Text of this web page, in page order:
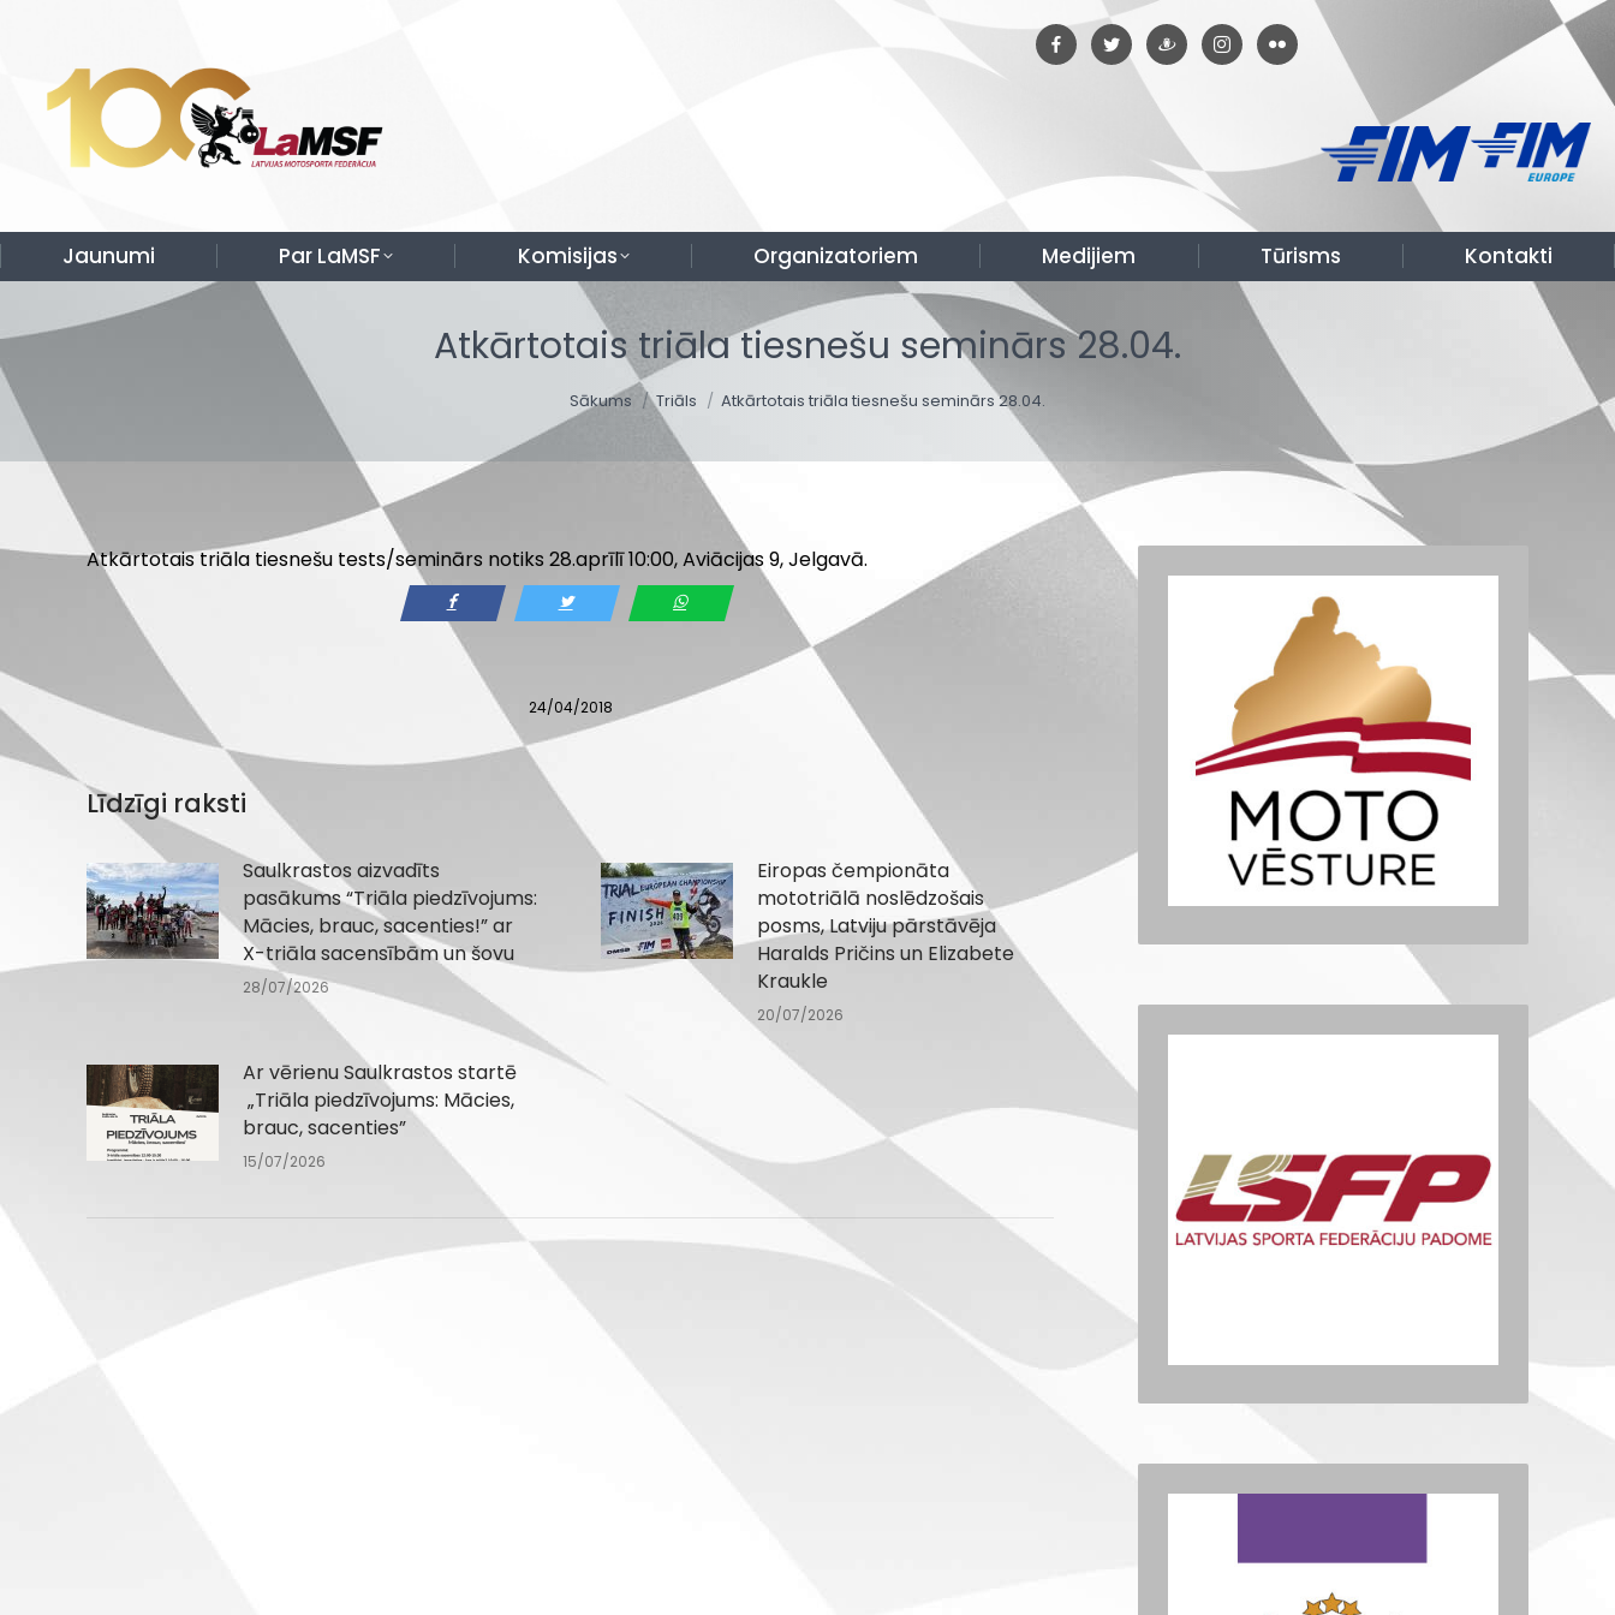
Jaunumi Par LaMSF Komisijas Organizatoriem Medijiem Tūrisms Kontakti
Atkārtotais triāla tiesnešu seminārs 28.04.
You are here:
Sākums Triāls Atkārtotais triāla tiesnešu seminārs 28.04.
Atkārtotais triāla tiesnešu tests/seminārs notiks 28.aprīlī 10:00, Aviācijas 9, Jelgavā.
24/04/2018
Līdzīgi raksti
Saulkrastos aizvadīts
pasākums “Triāla piedzīvojums:
Mācies, brauc, sacenties!” ar
X-triāla sacensībām un šovu
28/07/2026
Eiropas čempionāta
mototriālā noslēdzošais
posms, Latviju pārstāvēja
Haralds Pričins un Elizabete
Kraukle
20/07/2026
Ar vērienu Saulkrastos startē
„Triāla piedzīvojums: Mācies,
brauc, sacenties”
15/07/2026